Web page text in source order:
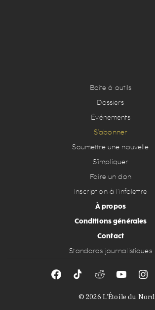
Boîte à outils
Dossiers
Événements
S’abonner
Soumettre une nouvelle
S’impliquer
Faire un don
Inscription à l’infolettre
À propos
Conditions générales
Contact
Standards journalistiques
© 2026 L'Étoile du Nord